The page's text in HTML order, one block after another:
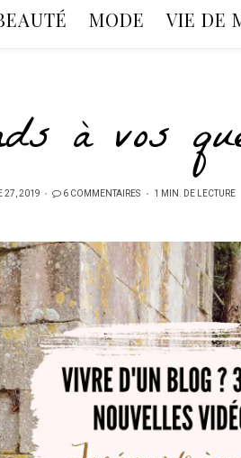
MODE VIE DE
à vos
27, 2019 6 COMMENTAIRES 1 MIN. DE LECTURE